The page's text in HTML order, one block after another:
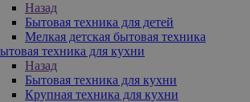
Назад
Бытовая техника для детей
Мелкая детская бытовая техника
техника для кухни
Назад
Бытовая техника для кухни
Крупная техника для кухни